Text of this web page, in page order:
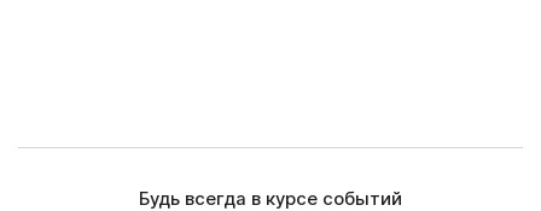
Будь всегда в курсе событий